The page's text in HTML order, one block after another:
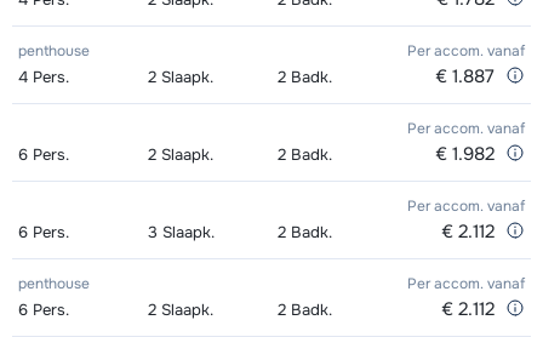
penthouse Per accom. vanaf
4 Pers. 2 Slaapk. 2 Badk. € 1.887
Per accom. vanaf
6 Pers. 2 Slaapk. 2 Badk. € 1.982
Per accom. vanaf
6 Pers. 3 Slaapk. 2 Badk. € 2.112
penthouse Per accom. vanaf
6 Pers. 2 Slaapk. 2 Badk. € 2.112